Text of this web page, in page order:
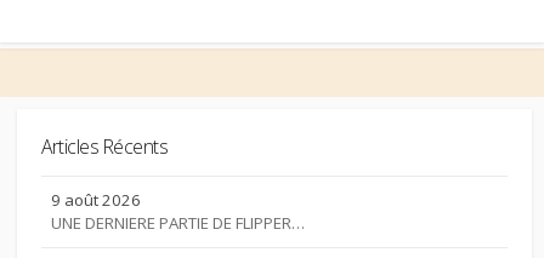
Articles Récents
9 août 2026
UNE DERNIERE PARTIE DE FLIPPER…